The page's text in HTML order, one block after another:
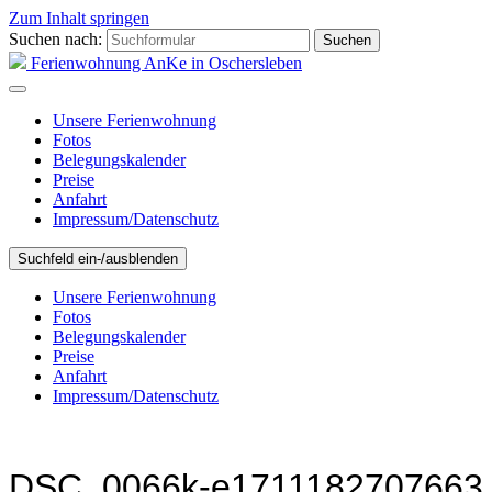
Zum Inhalt springen
Suchen nach:
Ferienwohnung AnKe in Oschersleben
Unsere Ferienwohnung
Fotos
Belegungskalender
Preise
Anfahrt
Impressum/Datenschutz
Suchfeld ein-/ausblenden
Unsere Ferienwohnung
Fotos
Belegungskalender
Preise
Anfahrt
Impressum/Datenschutz